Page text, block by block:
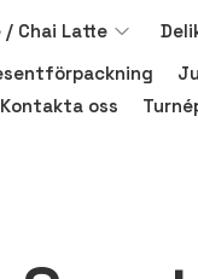
/ Chai Latte
Kontakta oss